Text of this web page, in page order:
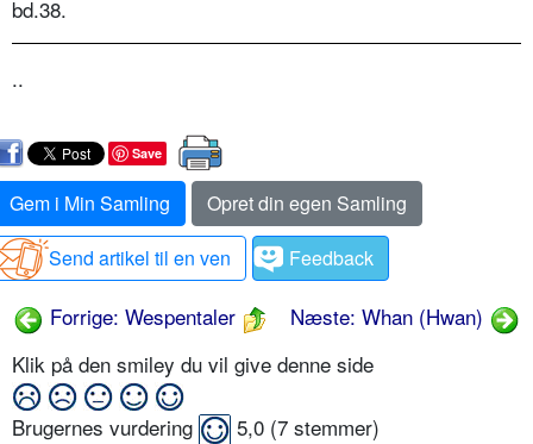
bd.38.
..
Save
Gem i Min Samling
Opret din egen Samling
Send artikel til en ven
Feedback
Forrige: Wespentaler
Næste: Whan (Hwan)
Klik på den smiley du vil give denne side
Brugernes vurdering 5,0 (7 stemmer)